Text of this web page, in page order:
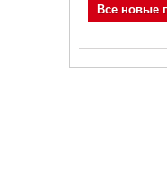
Все новые